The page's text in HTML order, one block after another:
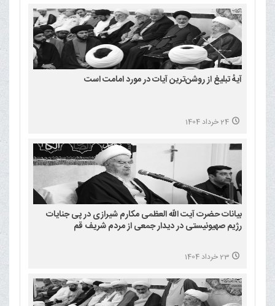
آیهٔ تبلیغ از روشن‌ترین آیات در مورد امامت است
24 خرداد 1404
بیانات حضرت آیت الله العظمی مکارم شیرازی در پی جنایات
رژیم صهیونیستی در دیدار جمعی از مردم شریف قم
23 خرداد 1404